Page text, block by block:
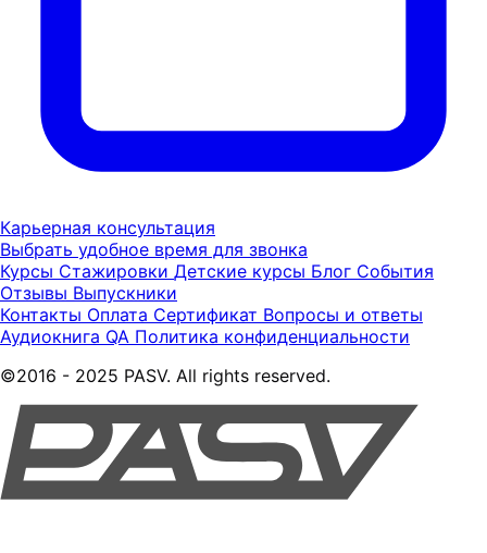
Карьерная консультация
Выбрать удобное время для звонка
Курсы Стажировки Детские курсы Блог События
Отзывы Выпускники
Контакты Оплата Сертификат Вопросы и ответы
Аудиокнига QA Политика конфиденциальности
©2016 - 2025 PASV. All rights reserved.